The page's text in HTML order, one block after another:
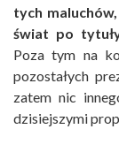
tych
świat po
Poza tym na
pozostałych
zatem nic
dzisiejszymi